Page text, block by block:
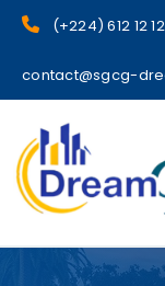
(+224) 612 12
contact@sgcg-
sgcg